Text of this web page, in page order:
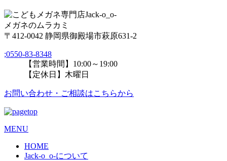
メガネのムラカミ
〒412-0042 静岡県御殿場市萩原631-2
;0550-83-8348
【営業時間】10:00～19:00
【定休日】木曜日
お問い合わせ・ご相談はこちらから
MENU
HOME
Jack-o_o-について